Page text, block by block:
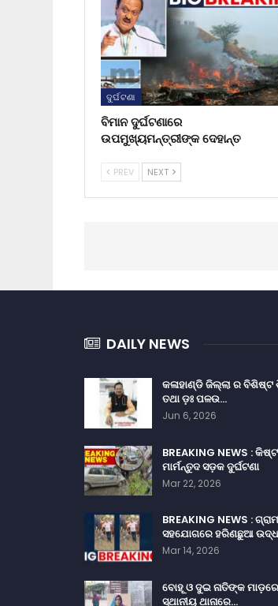
ଦୁର୍ଘଟଣା
ବିମାନ ଦୁର୍ଘଟଣାରେ
ଉପମୁଖ୍ୟମନ୍ତ୍ରୀଙ୍କ ଦେହାନ୍ତ
PREV NEXT
DAILY NEWS
କଳାହାଣ୍ଡି ଜିଲ୍ଲା ର ବିଶିଷ୍ଟ
ତଥା ଡ଼ଃ ପଳଉ…
Jun 6, 2026
BREAKING NEWS :
ମାର୍ମନ୍ତୁଦ ସଡ଼କ ଦୁର୍ଘଟଣା
Mar 22, 2026
BREAKING NEWS :
ସହଯୋଗରେ ହରିଣଛୁଆ
Mar 14, 2026
ବୋହୂ ଓ ଦୁଇ ନାତିଙ୍କ
ସ୍ଥାନୀୟ ଥାନାରେ…